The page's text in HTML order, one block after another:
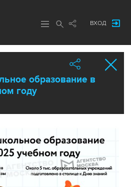
ВХОД
образование в
году